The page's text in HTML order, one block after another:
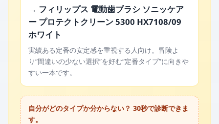
→ フィリップス 電動歯ブラシ ソニッケア
ー プロテクトクリーン 5300 HX7108/09
ホワイト
実績ある定番の安定感を重視する人向け。冒険よ
り“間違いの少ない選択”を好む“定番タイプ”に向きや
すい一本です。
自分がどのタイプか分からない？ 30秒で診断できま
す。